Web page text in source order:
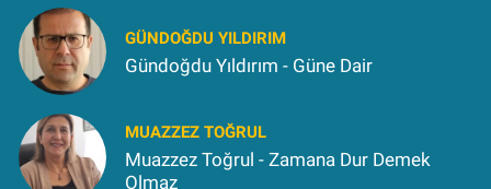
GÜNDOĞDU YILDIRIM
Gündoğdu Yıldırım - Güne Dair
MUAZZEZ TOĞRUL
Muazzez Toğrul - Zamana Dur Demek
Olmaz